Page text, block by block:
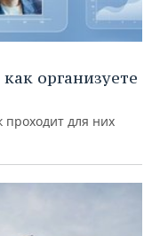
организуете
для них